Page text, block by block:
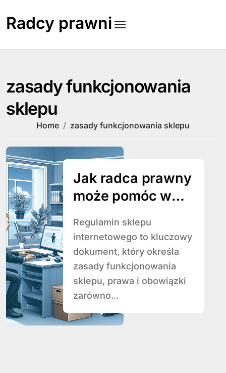
content
Radcy prawni
zasady funkcjonowania
sklepu
Home zasady funkcjonowania sklepu
Jak radca prawny
może pomóc w
regulaminu sklepu
internetowego?
Regulamin sklepu
internetowego to kluczowy
dokument, który określa
zasady funkcjonowania
sklepu, prawa i obowiązki
zarówno...